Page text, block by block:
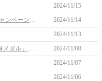
2024/11/15
マビノギ×アニメ『葬送のフリーレン』コラボ記念カウントダウンXキャンペーン実施のお知らせ
2024/11/14
2024/11/13
「アルガンテル商団変身メダル交換券」で獲得できる「シャマラの変身メダル」に関する問題が再度発生している問題について(11/14 11:45追記)
2024/11/08
2024/11/07
2024/11/06